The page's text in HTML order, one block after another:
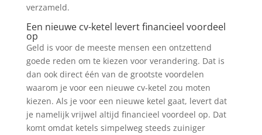
verzameld.
Een nieuwe cv-ketel levert financieel voordeel
op
Geld is voor de meeste mensen een ontzettend
goede reden om te kiezen voor verandering. Dat is
dan ook direct één van de grootste voordelen
waarom je voor een nieuwe cv-ketel zou moten
kiezen. Als je voor een nieuwe ketel gaat, levert dat
je namelijk vrijwel altijd financieel voordeel op. Dat
komt omdat ketels simpelweg steeds zuiniger